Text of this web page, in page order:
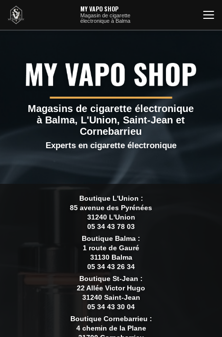
contenu
principal
MY VAPO SHOP
Magasin de cigarette
électronique à Balma
Magasins de cigarette électronique
à Balma, L'Union, Saint-Jean et
Cornebarrieu
Experts en cigarette électronique
Boutique L'Union :
85 avenue des Pyrénées
31240 L'Union
05 34 43 78 03
Boutique Balma :
1 route de Gauré
31130 Balma
05 34 43 26 34
Boutique St-Jean :
22 Allée Victor Hugo
31240 Saint-Jean
05 34 43 30 04
Boutique Cornebarrieu :
4 chemin de la Plane